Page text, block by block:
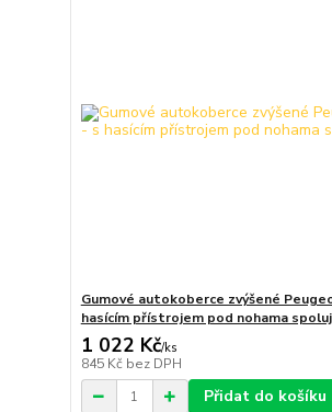
Gumové autokoberce zvýšené
hasícím přístrojem pod nohama
1 022 Kč/ks
845 Kč bez DPH
Přidat do košíku